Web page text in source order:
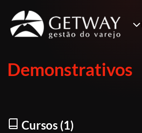
Demonstrativos
Cursos (1)